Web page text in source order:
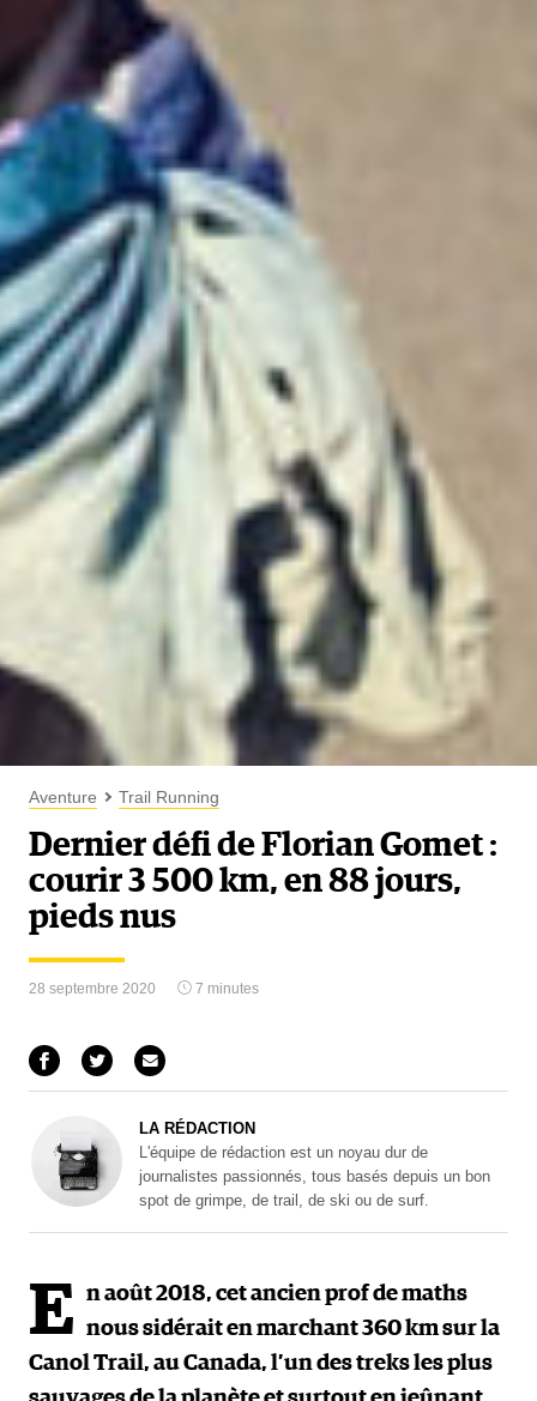
Aventure Trail Running
Dernier défi de Florian Gomet :
courir 3 500 km, en 88 jours,
pieds nus
28 septembre 2020 7 minutes
LA RÉDACTION
L'équipe de rédaction est un noyau dur de
journalistes passionnés, tous basés depuis un bon
spot de grimpe, de trail, de ski ou de surf.
E n août 2018, cet ancien prof de maths
nous sidérait en marchant 360 km sur la
Canol Trail, au Canada, l’un des treks les plus